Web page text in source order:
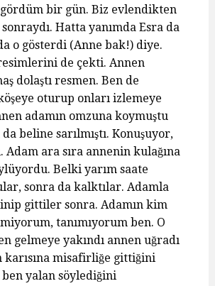
bir gün. Biz evlendikten
Hatta yanımda Esra da
o gösterdi (Anne bak!) diye.
de çekti. Annen
dolaştı resmen. Ben de
oturup onları izlemeye
adamın omzuna koymuştu
da beline sarılmıştı. Konuşuyor,
Adam ara sıra annenin kulağına
Belki yarım saate
sonra da kalktılar. Adamla
gittiler sonra. Adamın kim
tanımıyorum ben. O
gelmeye yakındı annen uğradı
karısına misafirliğe gittiğini
yalan söylediğini